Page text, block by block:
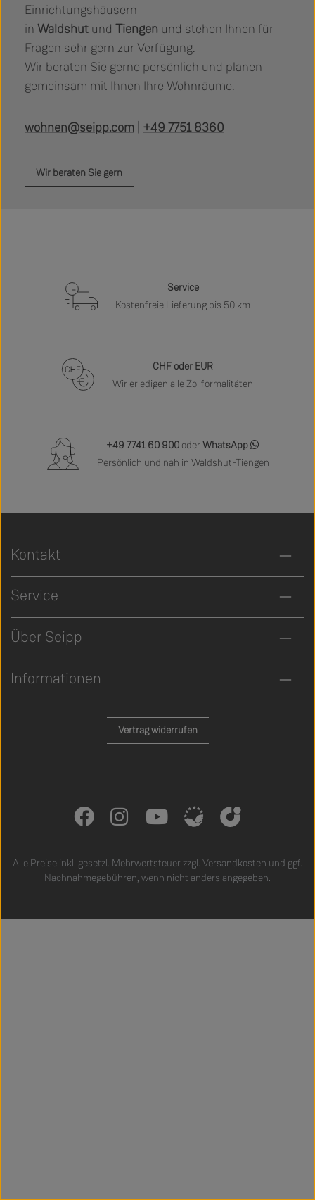
Einrichtungshäusern
in Waldshut und Tiengen und stehen Ihnen für
Fragen sehr gern zur Verfügung.
Wir beraten Sie gerne persönlich und planen
gemeinsam mit Ihnen Ihre Wohnräume.
wohnen@seipp.com +49 7751 8360
Wir beraten Sie gern
Service
Kostenfreie Lieferung bis 50 km
CHF oder EUR
Wir erledigen alle Zollformalitäten
+49 7741 60 900 oder WhatsApp
Persönlich und nah in Waldshut-Tiengen
Kontakt
Service
Über Seipp
Informationen
Vertrag widerrufen
Alle Preise inkl. gesetzl. Mehrwertsteuer zzgl. Versandkosten und ggf.
Nachnahmegebühren, wenn nicht anders angegeben.